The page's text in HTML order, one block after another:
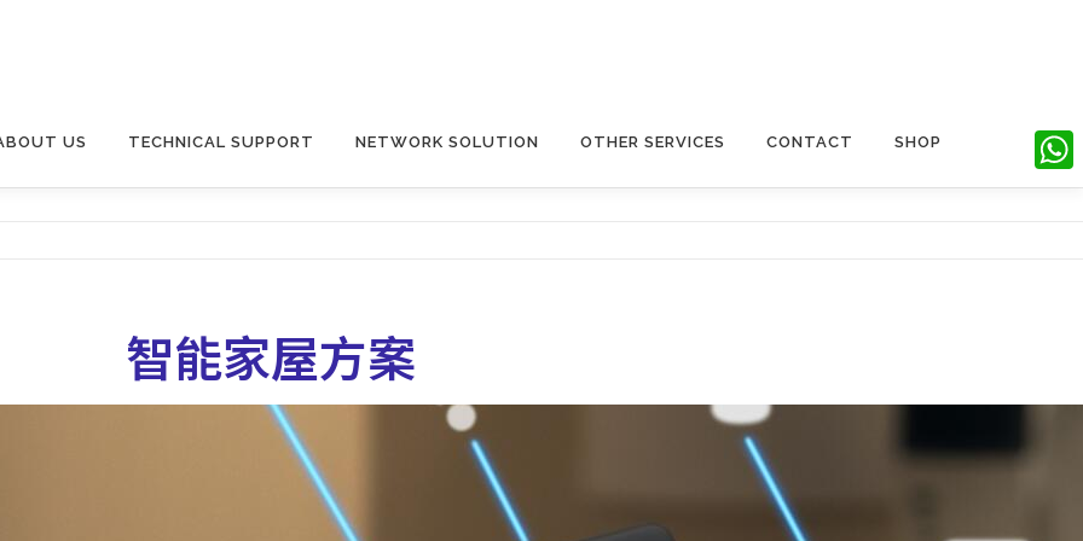
US TECHNICAL SUPPORT NETWORK SOLUTION OTHER SERVICES CONTACT SHOP
智能家屋方案